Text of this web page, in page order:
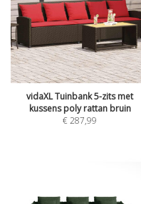
vidaXL Tuinbank 5-zits met
kussens poly rattan bruin
€287,99